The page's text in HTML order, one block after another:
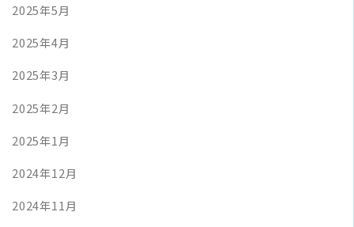
2025年5月
2025年4月
2025年3月
2025年2月
2025年1月
2024年12月
2024年11月